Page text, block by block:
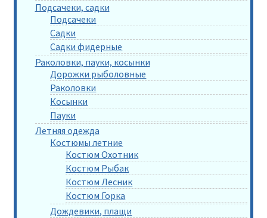
Подсачеки, садки
Подсачеки
Садки
Садки фидерные
Раколовки, пауки, косынки
Дорожки рыболовные
Раколовки
Косынки
Пауки
Летняя одежда
Костюмы летние
Костюм Охотник
Костюм Рыбак
Костюм Лесник
Костюм Горка
Дождевики, плащи